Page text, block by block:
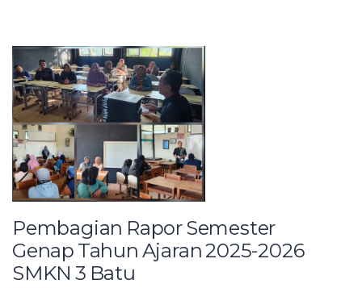
Pembagian Rapor Semester
Genap Tahun Ajaran 2025-2026
SMKN 3 Batu